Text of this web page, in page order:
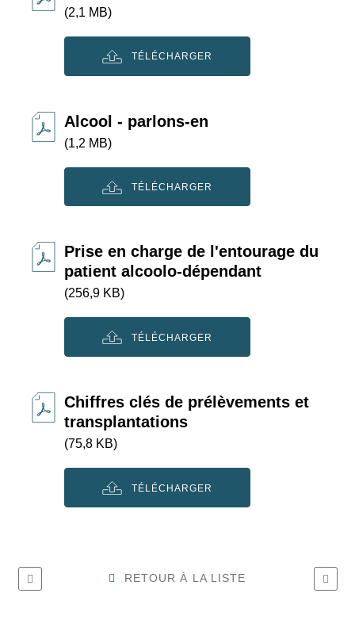
(2,1 MB)
TÉLÉCHARGER
Alcool - parlons-en
(1,2 MB)
TÉLÉCHARGER
Prise en charge de l'entourage du
patient alcoolo-dépendant
(256,9 KB)
TÉLÉCHARGER
Chiffres clés de prélèvements et
transplantations
(75,8 KB)
TÉLÉCHARGER
RETOUR À LA LISTE